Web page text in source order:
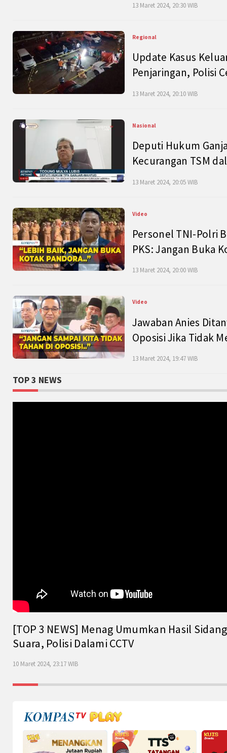
13 Maret 2024, 20:30 WIB
Regional
Update Kasus
Penjaringan, Polisi
13 Maret 2024, 20:10 WIB
Nasional
Deputi Hukum
Kecurangan TSM
13 Maret 2024, 20:05 WIB
Video
Personel TNI-Polri
PKS: Jangan Buka
13 Maret 2024, 20:00 WIB
Video
Jawaban Anies
Oposisi Jika Tidak
13 Maret 2024, 19:47 WIB
TOP 3 NEWS
[TOP 3 NEWS] Menag Umumkan Hasil
Suara, Polisi Dalami CCTV
10 Maret 2024, 23:17 WIB